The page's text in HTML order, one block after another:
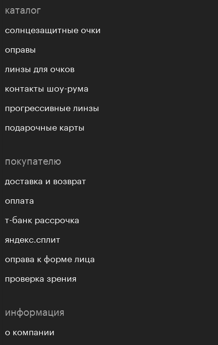
каталог
солнцезащитные очки
оправы
линзы для очков
контакты шоу-рума
прогрессивные линзы
подарочные карты
покупателю
доставка и возврат
оплата
т-банк рассрочка
яндекс.сплит
оправа к форме лица
проверка зрения
информация
о компании